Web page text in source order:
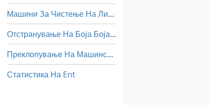
Машини За Чистење На Листови
Отстранување На Боја Боја Ѕид
Преклопување На Машински Додатоци
Статистика На Ent